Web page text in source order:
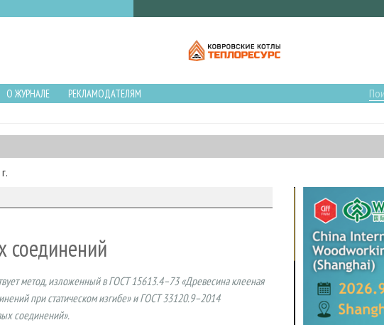
О ЖУРНАЛЕ
РЕКЛАМОДАТЕЛЯМ
соединений
метод, изложенный в ГОСТ 15613.4–73 «Древесина клееная
при статическом изгибе» и ГОСТ 33120.9–2014
соединений».